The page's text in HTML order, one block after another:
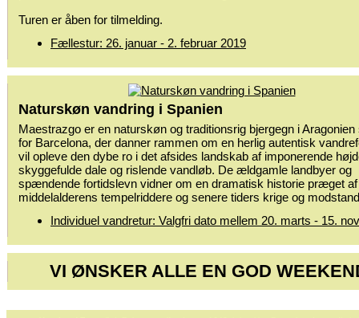
Turen er åben for tilmelding.
Fællestur: 26. januar - 2. februar 2019
Naturskøn vandring i Spanien
Maestrazgo er en naturskøn og traditionsrig bjergegn i
for Barcelona, der danner rammen om en herlig autentisk
vil opleve den dybe ro i det afsides landskab af imponerende
skyggefulde dale og rislende vandløb. De ældgamle landbyer og
spændende fortidslevn vidner om en dramatisk historie præget af
middelalderens tempelriddere og senere tiders krige og
Individuel vandretur: Valgfri dato mellem 20. marts - 15.
VI ØNSKER ALLE EN GOD